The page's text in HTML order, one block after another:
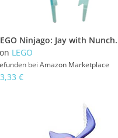
LEGO Ninjago:
LEGO
bei Amazon Marketplace
€